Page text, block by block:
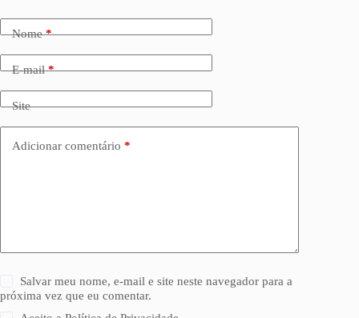
Nome*
E-mail*
Site
Adicionar comentário *
Salvar meu nome, e-mail e site neste navegador para a
próxima vez que eu comentar.